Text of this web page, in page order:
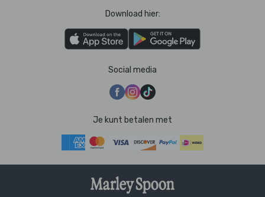
Download hier:
Social media
Je kunt betalen met